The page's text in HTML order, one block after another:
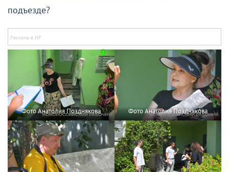
подъезде?
Фото Анатолия Позднякова Фото Анатолия Позднякова